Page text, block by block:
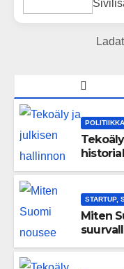
POLITIIKKA
STARTUP,
Miten